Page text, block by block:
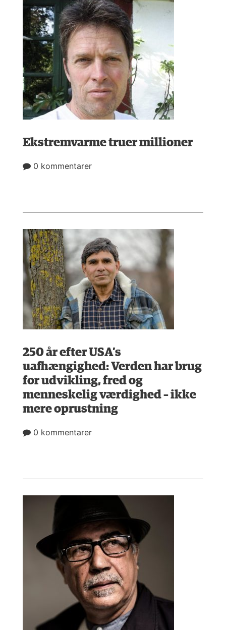
Ekstremvarme truer millioner
0 kommentarer
250 år efter USA’s
uafhængighed: Verden har brug
for udvikling, fred og
menneskelig værdighed – ikke
mere oprustning
0 kommentarer